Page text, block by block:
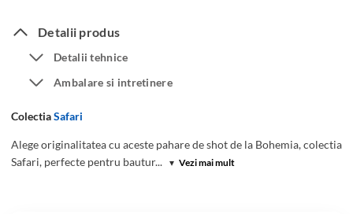
Detalii produs
Detalii tehnice
Ambalare si intretinere
ColectiaSafari
Alege originalitatea cu aceste pahare de shot de la Bohemia, colectia
Safari, perfecte pentru bautur... ▾ Vezi mai mult